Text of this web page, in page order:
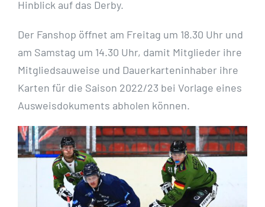
Hinblick auf das Derby.
Der Fanshop öffnet am Freitag um 18.30 Uhr und
am Samstag um 14.30 Uhr, damit Mitglieder ihre
Mitgliedsauweise und Dauerkarteninhaber ihre
Karten für die Saison 2022/23 bei Vorlage eines
Ausweisdokuments abholen können.